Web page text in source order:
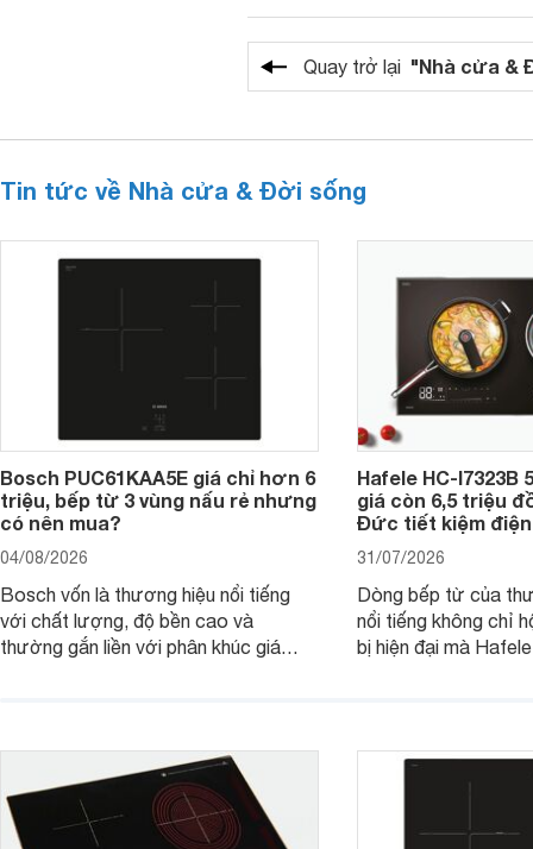
Quay trở lại "Nhà cửa &
Tin tức về Nhà cửa & Đời sống
Bosch PUC61KAA5E giá chỉ hơn 6
triệu, bếp từ 3 vùng nấu rẻ nhưng
có nên mua?
04/08/2026
Bosch vốn là thương hiệu nổi tiếng
với chất lượng, độ bền cao và
thường gắn liền với phân khúc giá
đơn vị phân phối với mức giá khá dễ
tiếp cận, thu hút sự quan tâm của
nhiều người tiêu dùng.
Hafele HC-I7323B
giá còn 6,5 triệu
Đức tiết kiệm
31/07/2026
Dòng bếp từ của
nổi tiếng không chỉ
bị hiện đại mà
gia đình.